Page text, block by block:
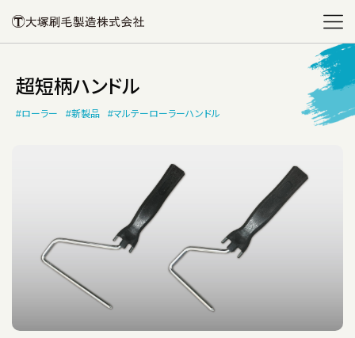
超短柄ハンドル
#ローラー #新製品 #マルテーローラーハンドル